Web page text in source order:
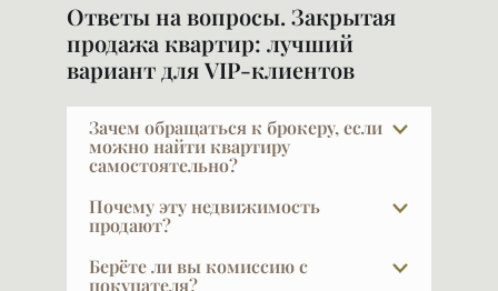
Ответы на вопросы. Закрытая
продажа квартир: лучший
вариант для VIP-клиентов
Зачем обращаться к брокеру, если
можно найти квартиру
самостоятельно?
Показательный факт: строительные
компании продают через брокеров 50–
понимаем, почему так много, — но
Почему эту недвижимость
продают?
Причины абсолютно разные: изменилась
семья, квартира стала большой или
Берёте ли вы комиссию с
покупателя?